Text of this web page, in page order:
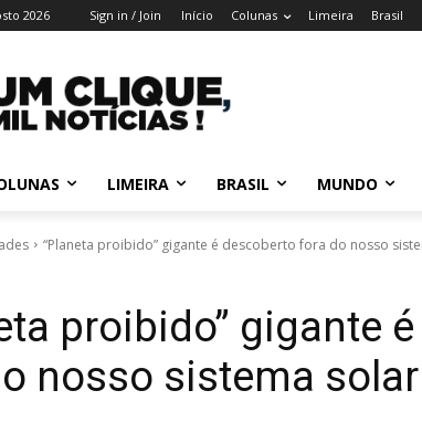
2026 Sign in / Join Início Colunas Limeira Brasil
LIMEIRA BRASIL MUNDO
“Planeta proibido” gigante é descoberto fora do nosso
proibido” gigante
nosso sistema solar